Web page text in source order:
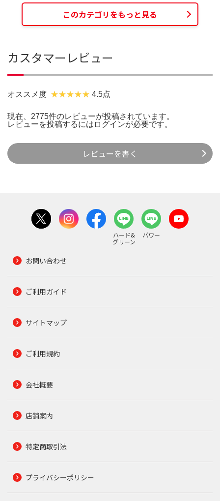
このカテゴリをもっと見る
カスタマーレビュー
オススメ度 4.5点
現在、2775件のレビューが投稿されています。
レビューを投稿するには ログインが必要です。
レビューを書く
ハード&
グリーン
パワー
お問い合わせ
ご利用ガイド
サイトマップ
ご利用規約
会社概要
店舗案内
特定商取引法
プライバシーポリシー